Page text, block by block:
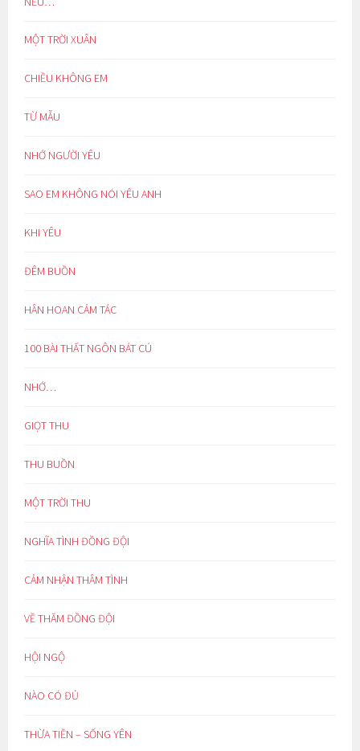
MỘT TRỜI XUÂN
CHIỀU KHÔNG EM
TỪ MẪU
NHỚ NGƯỜI YÊU
SAO EM KHÔNG NÓI YÊU ANH
KHI YÊU
ĐÊM BUỒN
HÂN HOAN CẢM TÁC
100 BÀI THẤT NGÔN BÁT CÚ
NHỚ…
GIỌT THU
THU BUỒN
MỘT TRỜI THU
NGHĨA TÌNH ĐỒNG ĐỘI
CẢM NHẬN THÂM TÌNH
VỀ THĂM ĐỒNG ĐỘI
HỘI NGỘ
NÀO CÓ ĐỦ
THỪA TIỀN – SỐNG YÊN